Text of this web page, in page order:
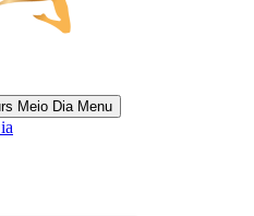
Meio Dia Menu